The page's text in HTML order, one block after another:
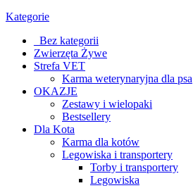
Kategorie
_Bez kategorii
Zwierzęta Żywe
Strefa VET
Karma weterynaryjna dla psa
OKAZJE
Zestawy i wielopaki
Bestsellery
Dla Kota
Karma dla kotów
Legowiska i transportery
Torby i transportery
Legowiska